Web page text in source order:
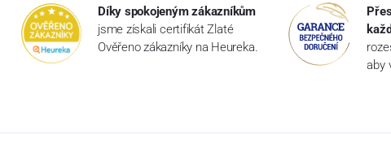
Díky spokojeným zákazníkům
jsme získali certifikát Zlaté
Ověřeno zákazníky na Heureka.
aby